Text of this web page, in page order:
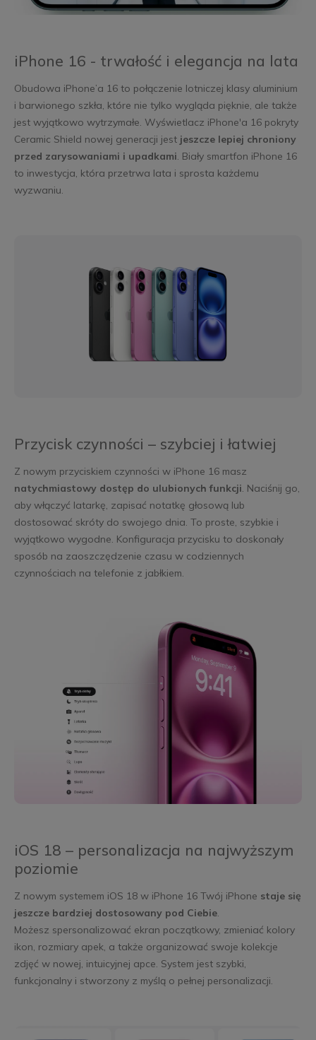
iPhone 16 - trwałość i elegancja na lata
Obudowa iPhone’a 16 to połączenie lotniczej klasy aluminium
i barwionego szkła, które nie tylko wygląda pięknie, ale także
jest wyjątkowo wytrzymałe. Wyświetlacz iPhone'a 16 pokryty
Ceramic Shield nowej generacji jest jeszcze lepiej chroniony
przed zarysowaniami i upadkami. Biały smartfon iPhone 16
to inwestycja, która przetrwa lata i sprosta każdemu
wyzwaniu.
Przycisk czynności – szybciej i łatwiej
Z nowym przyciskiem czynności w iPhone 16 masz
natychmiastowy dostęp do ulubionych funkcji. Naciśnij go,
aby włączyć latarkę, zapisać notatkę głosową lub
dostosować skróty do swojego dnia. To proste, szybkie i
wyjątkowo wygodne. Konfiguracja przycisku to doskonały
sposób na zaoszczędzenie czasu w codziennych
czynnościach na telefonie z jabłkiem.
iOS 18 – personalizacja na najwyższym
poziomie
Z nowym systemem iOS 18 w iPhone 16 Twój iPhone staje się
jeszcze bardziej dostosowany pod Ciebie.
Możesz spersonalizować ekran początkowy, zmieniać kolory
ikon, rozmiary apek, a także organizować swoje kolekcje
zdjęć w nowej, intuicyjnej apce. System jest szybki,
funkcjonalny i stworzony z myślą o pełnej personalizacji.